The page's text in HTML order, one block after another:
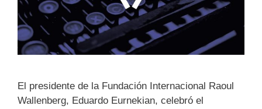
El presidente de la Fundación Internacional Raoul
Wallenberg, Eduardo Eurnekian, celebró el